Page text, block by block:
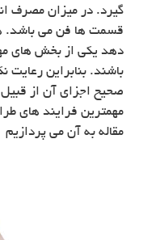
گیرد. در میزان مصرف
قسمت ها فن می باشد.
دهد یکی از بخش های
باشند. بنابراین رعایت
صحیح اجزای آن از
مهمترین فرایند های
مقاله به آن می پردازیم